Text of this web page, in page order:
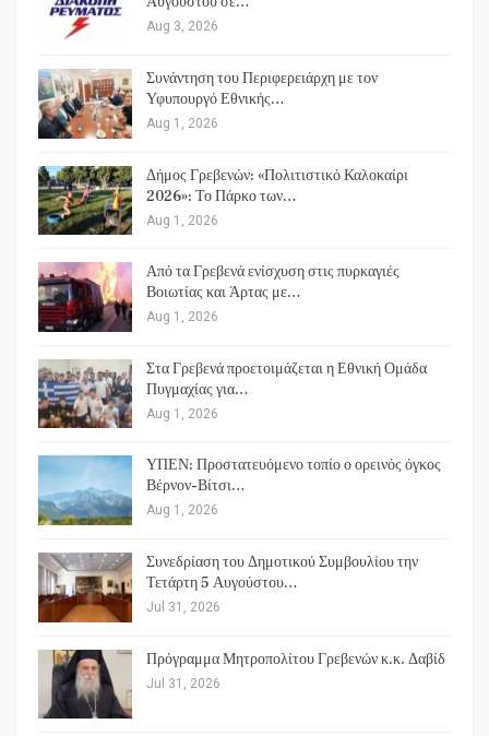
Aug 3, 2026
Συνάντηση του Περιφερειάρχη με τον
Υφυπουργό Εθνικής…
Aug 1, 2026
Δήμος Γρεβενών: «Πολιτιστικό Καλοκαίρι
2026»: Το Πάρκο των…
Aug 1, 2026
Από τα Γρεβενά ενίσχυση στις πυρκαγιές
Βοιωτίας και Άρτας με…
Aug 1, 2026
Στα Γρεβενά προετοιμάζεται η Εθνική Ομάδα
Πυγμαχίας για…
Aug 1, 2026
ΥΠΕΝ: Προστατευόμενο τοπίο ο ορεινός όγκος
Βέρνον-Βίτσι…
Aug 1, 2026
Συνεδρίαση του Δημοτικού Συμβουλίου την
Τετάρτη 5 Αυγούστου…
Jul 31, 2026
Πρόγραμμα Μητροπολίτου Γρεβενών κ.κ. Δαβίδ
Jul 31, 2026